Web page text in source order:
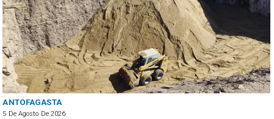
REGIONAL
5 De Agosto De 2026